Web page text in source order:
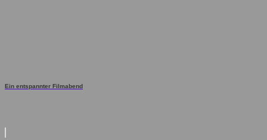
Ein entspannter Filmabend